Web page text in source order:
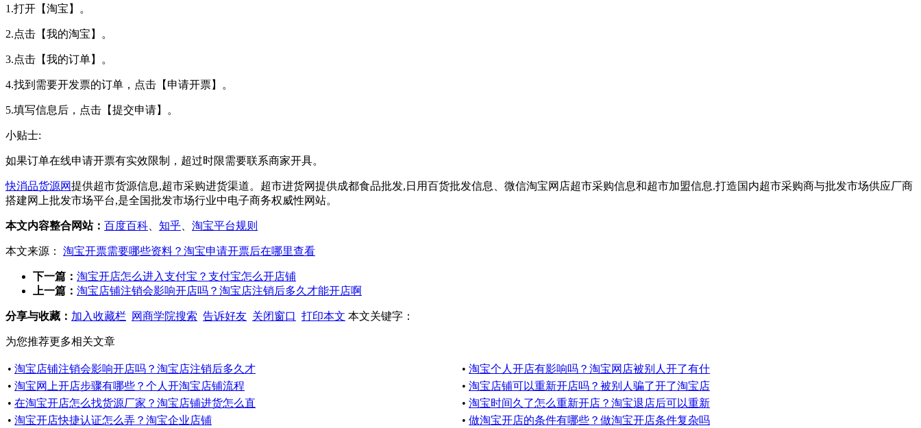
1.打开【淘宝】。
2.点击【我的淘宝】。
3.点击【我的订单】。
4.找到需要开发票的订单，点击【申请开票】。
5.填写信息后，点击【提交申请】。
小贴士:
如果订单在线申请开票有实效限制，超过时限需要联系商家开具。
快消品货源网提供超市货源信息,超市采购进货渠道。超市进货网提供成都食品批发,日用百货批发信息、微信淘宝网店超市采购信息和超市加盟信息.打造国内超市采购商与批发市场供应厂商
搭建网上批发市场平台,是全国批发市场行业中电子商务权威性网站。
本文内容整合网站： 百度百科 知乎 淘宝平台规则
本文来源： 淘宝开票需要哪些资料？淘宝申请开票后在哪里查看
下一篇： 淘宝开店怎么进入支付宝？支付宝怎么开店铺
上一篇： 淘宝店铺注销会影响开店吗？淘宝店注销后多久才能开店啊
分享与收藏： 加入收藏栏 网商学院搜索 告诉好友 关闭窗口 打印本文 本文关键字：
为您推荐更多相关文章
• 淘宝店铺注销会影响开店吗？淘宝店注销后多久才 • 淘宝个人开店有影响吗？淘宝网店被别人开了有什
• 淘宝网上开店步骤有哪些？个人开淘宝店铺流程 • 淘宝店铺可以重新开店吗？被别人骗了开了淘宝店
• 在淘宝开店怎么找货源厂家？淘宝店铺进货怎么直 • 淘宝时间久了怎么重新开店？淘宝退店后可以重新
• 淘宝开店快捷认证怎么弄？淘宝企业店铺 • 做淘宝开店的条件有哪些？做淘宝开店条件复杂吗